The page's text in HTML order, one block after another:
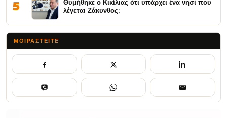
5
Θυμήθηκε ο Κικίλιας ότι υπάρχει ένα νησί που
λέγεται Ζάκυνθος;
ΜΟΙΡΑΣΤΕΊΤΕ